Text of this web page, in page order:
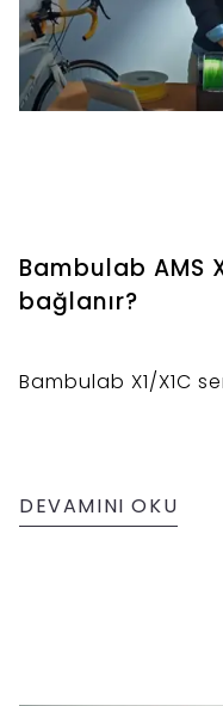
Bambulab AMS
bağlanır?
Bambulab X1/X1C
DEVAMINI OKU